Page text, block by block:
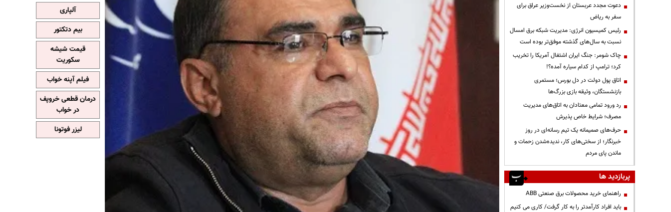
دعوت مجدد عربستان از نخست‌وزیر عراق برای
سفر به ریاض
رئیس کمیسیون انرژی: مدیریت شبکه برق امسال
نسبت به سال‌های گذشته موفق‌تر بوده است
چاک شومر: جنگ ایران اشتغال آمریکا را تخریب
کرد؛ ترامپ از کدام سیاره آمده؟!
اتاق پول دولت در دل بورس؛ مستمری
بازنشستگان، وثیقه بازی بزرگ‌ها
رد ورود تمامی معتادان به اتاق‌های مدیریت
مصرف؛ شرایط خاص پذیرش
حرف‌های صمیمانه یک تیم رسانه‌ای در روز
خبرنگار؛ از سختی‌های کار، ندیده‌شدن زحمات و
ماندن پای مردم
پربازدید ها
راهنمای خرید محصولات برق صنعتی ABB
باید افراد کارآمدتر را به کار گرفت/ کاری می کنیم
آلپاری
بیم دتکتور
قیمت شیشه
سکوریت
فیلم آپنه خواب
درمان قطعی خروپف
در خواب
لیزر فوتونا